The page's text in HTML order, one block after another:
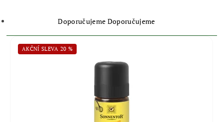
Doporučujeme Doporučujeme
AKČNÍ SLEVA 20 %